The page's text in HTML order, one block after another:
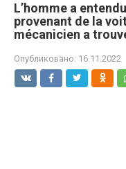
L’homme a
provenant de la
mécanicien a
Опубликовано: 16.11.2022